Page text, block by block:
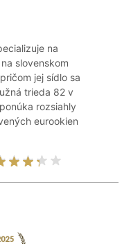
na
slovenskom
jej sídlo sa
trieda 82 v
rozsiahly
eurookien